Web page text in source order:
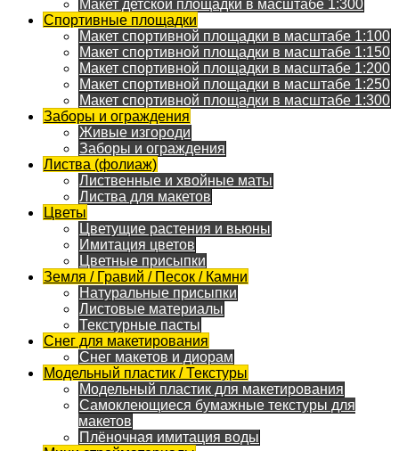
Макет детской площадки в масштабе 1:300
Спортивные площадки
Макет спортивной площадки в масштабе 1:100
Макет спортивной площадки в масштабе 1:150
Макет спортивной площадки в масштабе 1:200
Макет спортивной площадки в масштабе 1:250
Макет спортивной площадки в масштабе 1:300
Заборы и ограждения
Живые изгороди
Заборы и ограждения
Листва (фолиаж)
Лиственные и хвойные маты
Листва для макетов
Цветы
Цветущие растения и вьюны
Имитация цветов
Цветные присыпки
Земля / Гравий / Песок / Камни
Натуральные присыпки
Листовые материалы
Текстурные пасты
Снег для макетирования
Снег макетов и диорам
Модельный пластик / Текстуры
Модельный пластик для макетирования
Самоклеющиеся бумажные текстуры для
макетов
Плёночная имитация воды